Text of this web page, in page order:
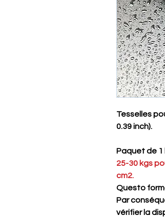
Tesselles
0.39 inch).
Paquet de 1
25-30 kgs
cm2.
Questo
Par
vérifier la